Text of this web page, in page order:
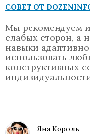
СОВЕТ ОТ
Мы рекомендуем
слабых сторон, а
навыки
использовать
конструктивных
Яна Король